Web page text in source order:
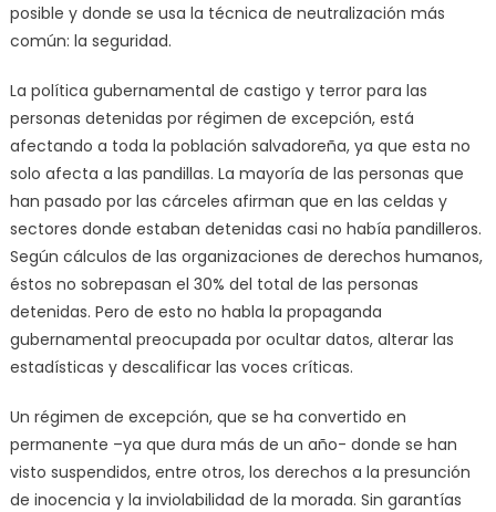
posible y donde se usa la técnica de neutralización más
común: la seguridad.
La política gubernamental de castigo y terror para las
personas detenidas por régimen de excepción, está
afectando a toda la población salvadoreña, ya que esta no
solo afecta a las pandillas. La mayoría de las personas que
han pasado por las cárceles afirman que en las celdas y
sectores donde estaban detenidas casi no había pandilleros.
Según cálculos de las organizaciones de derechos humanos,
éstos no sobrepasan el 30% del total de las personas
detenidas. Pero de esto no habla la propaganda
gubernamental preocupada por ocultar datos, alterar las
estadísticas y descalificar las voces críticas.
Un régimen de excepción, que se ha convertido en
permanente –ya que dura más de un año- donde se han
visto suspendidos, entre otros, los derechos a la presunción
de inocencia y la inviolabilidad de la morada. Sin garantías